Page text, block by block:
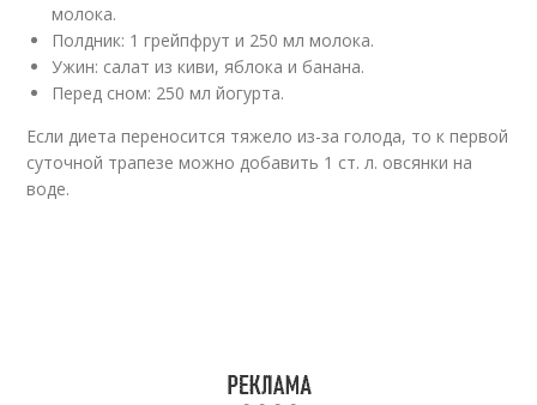
молока.
Полдник: 1 грейпфрут и 250 мл молока.
Ужин: салат из киви, яблока и банана.
Перед сном: 250 мл йогурта.
Если диета переносится тяжело из-за голода, то к первой
суточной трапезе можно добавить 1 ст. л. овсянки на
воде.